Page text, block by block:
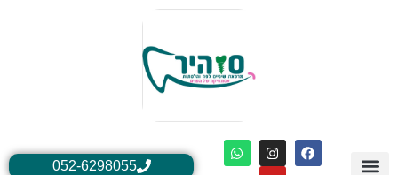
052-6298055